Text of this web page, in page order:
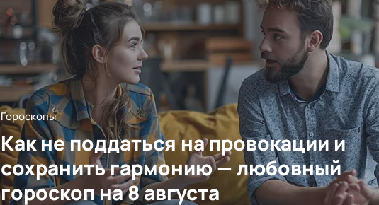
Гороскопы
Как не поддаться на провокации и
сохранить гармонию — любовный
гороскоп на 8 августа